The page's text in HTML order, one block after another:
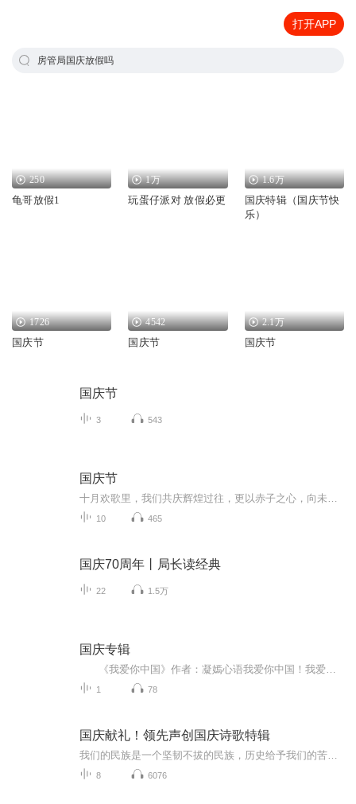
打开APP
房管局国庆放假吗
250
龟哥放假1
1万
玩蛋仔派对 放假必更
1.6万
国庆特辑（国庆节快
乐）
1726
国庆节
4542
国庆节
2.1万
国庆节
国庆节
3 543
国庆节
10 465
国庆70周年丨局长读经典
22 1.5万
国庆专辑
1 78
国庆献礼！领先声创国庆诗歌特辑
8 6076